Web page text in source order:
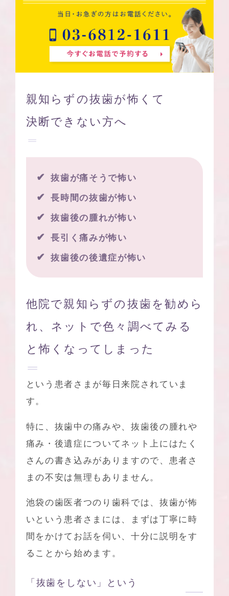
親知らずの抜歯が怖くて
決断できない方へ
抜歯が痛そうで怖い
長時間の抜歯が怖い
抜歯後の腫れが怖い
長引く痛みが怖い
抜歯後の後遺症が怖い
他院で親知らずの抜歯を勧めら
れ、 ネットで色々調べてみる
と怖くなってしまった
という患者さまが毎日来院されていま
す。
特に、抜歯中の痛みや、抜歯後の腫れや
痛み・後遺症についてネット上にはたく
さんの書き込みがありますので、患者さ
まの不安は無理もありません。
池袋の歯医者つのり歯科では、抜歯が怖
いという患者さまには、まずは丁寧に時
間をかけてお話を伺い、十分に説明をす
ることから始めます。
「抜歯をしない」という